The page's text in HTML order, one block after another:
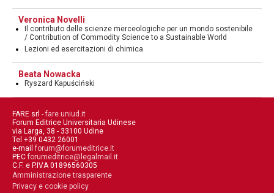
Veronica Novelli
Il contributo delle scienze merceologiche per un mondo sostenibile
/ Contribution of Commodity Science to a Sustainable World
Lezioni ed esercitazioni di chimica
Beata Nowacka
Ryszard Kapuściński
FARE srl - fare.uniud.it
Forum Editrice Universitaria Udinese
via Larga, 38 - 33100 Udine
Tel +39 0432 26001
e-mail forum@forumeditrice.it
PEC forumeditrice@legalmail.it
C.F. e P.IVA 01896560305
Amministrazione trasparente
Privacy e cookie policy